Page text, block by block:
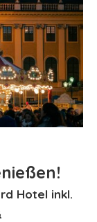
Hotel inkl.